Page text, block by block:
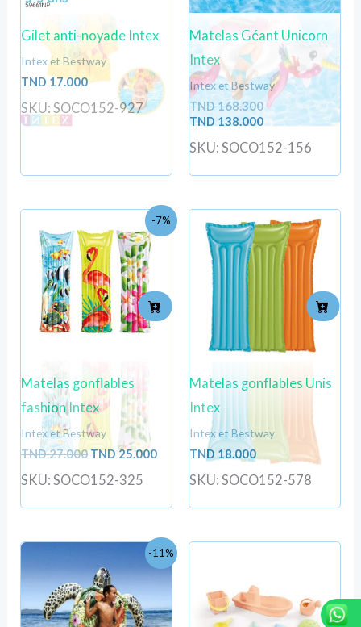
Gilet anti-noyade Intex
Intex et Bestway
TND 17.000
SKU: SOCO152-927
Matelas Géant Unicorn
Intex
Intex et Bestway
TND168.300
TND 138.000
SKU: SOCO152-156
-7%
Matelas gonflables
fashion Intex
Intex et Bestway
TND27.000
prix
initial
était :
TND
27.000.
TND25.000
Le
prix
25.000.
SKU: SOCO152-325
Matelas gonflables Unis
Intex
Intex et Bestway
TND 18.000
SKU: SOCO152-578
-11%
prix
initial
était :
TND
Le
prix
actuel
TND